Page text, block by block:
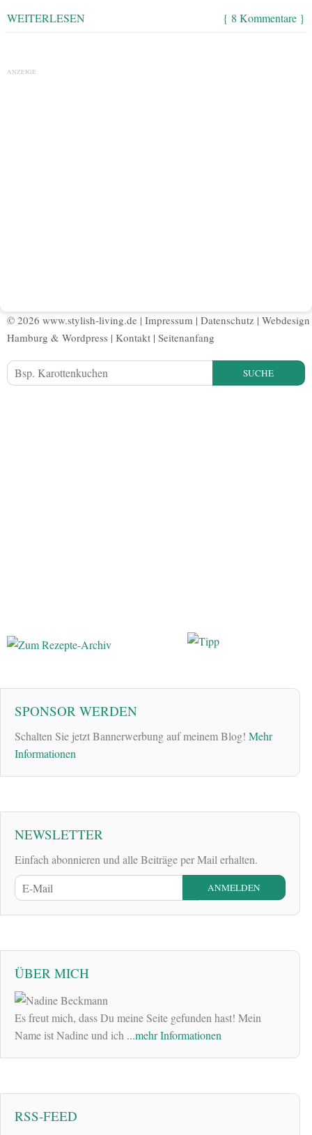
WEITERLESEN { 8 Kommentare }
ANZEIGE
© 2026 www.stylish-living.de | Impressum | Datenschutz | Webdesign
Hamburg & Wordpress | Kontakt | Seitenanfang
SUCHE
SPONSOR WERDEN
Schalten Sie jetzt Bannerwerbung auf meinem Blog! Mehr
Informationen
NEWSLETTER
Einfach abonnieren und alle Beiträge per Mail erhalten.
ÜBER MICH
Es freut mich, dass Du meine Seite gefunden hast! Mein
Name ist Nadine und ich ...mehr Informationen
RSS-FEED